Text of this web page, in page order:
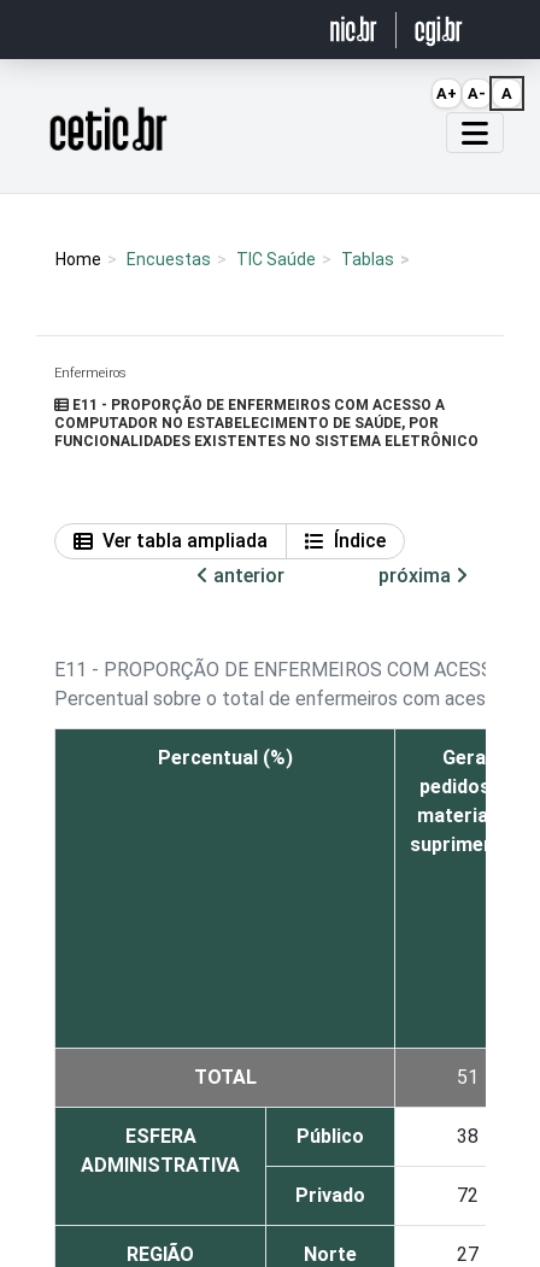
Página inicial
Home Encuestas TIC Saúde Tablas
Enfermeiros
E11 - PROPORÇÃO DE ENFERMEIROS COM ACESSO A
COMPUTADOR NO ESTABELECIMENTO DE SAÚDE, POR
FUNCIONALIDADES EXISTENTES NO SISTEMA ELETRÔNICO
Ver tabla ampliada
Índice
anterior
próxima
E11 - PROPORÇÃO DE ENFERMEIROS COM ACESSO
Percentual sobre o total de enfermeiros com acesso a
Percentual (%)
Gerar
pedidos de
materiais e
suprimentos
TOTAL 51
ESFERA
ADMINISTRATIVA
Público 38
Privado 72
REGIÃO Norte 27
A+ A- A